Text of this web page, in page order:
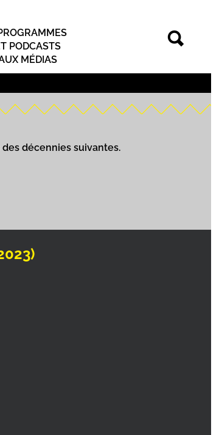
PODCASTS
MÉDIAS
décennies suivantes.